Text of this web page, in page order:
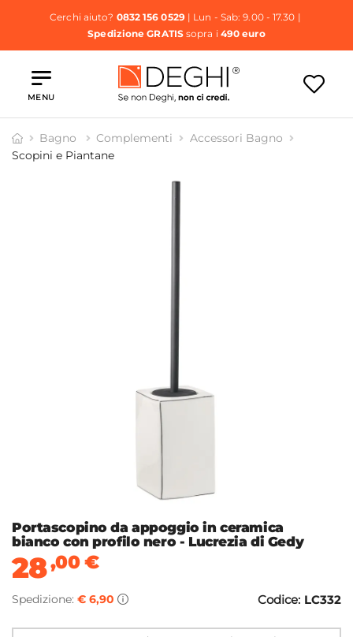
Cerchi aiuto? 0832 156 0529| Lun - Sab: 9.00 - 17.30 |
Spedizione GRATISsopra i 490 euro
MENU
Bagno Complementi
Accessori Bagno
Scopini e Piantane
Portascopino da appoggio in ceramica
bianco con profilo nero - Lucrezia di Gedy
28,00€
Spedizione: € 6,90 Codice: LC332